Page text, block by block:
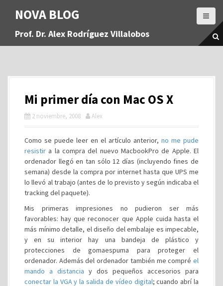
a
NOVA BLOG
Prof. Dr. Alex Rodríguez Villalobos
Mi primer día con Mac OS X
2 noviembre, 2008 Alex
Como se puede leer en el artículo anterior, no me pude
resistir a la compra del nuevo MacbookPro de Apple. El
ordenador llegó en tan sólo 12 días (incluyendo fines de
semana) desde la compra por internet hasta que UPS me
lo llevó al trabajo (antes de lo previsto y según indicaba el
tracking del paquete).
Mis primeras impresiones no pudieron ser más
favorables: hay que reconocer que Apple cuida hasta el
más mínimo detalle, el diseño del embalaje es impecable,
y en su interior hay una bandeja de plástico y
protecciones de gomaespuma para proteger el
ordenador. Además del ordenador también me compré el
mando a distancia y dos pequeños accesorios para
conectar la VGA y la salida de vídeo digital; cuando abrí la